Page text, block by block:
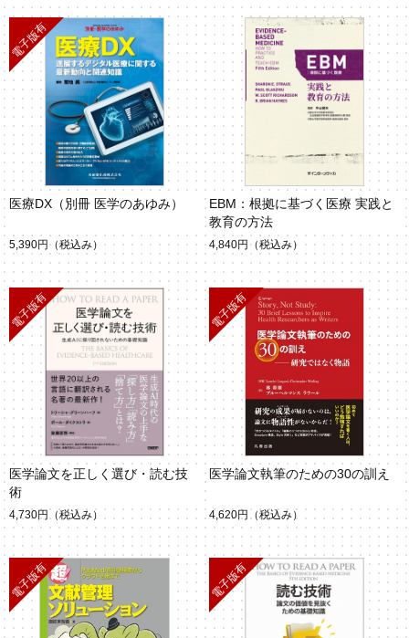
医療DX（別冊 医学のあゆみ）
5,390円 （税込み）
EBM：根拠に基づく医療 実践と
教育の方法
4,840円 （税込み）
医学論文を正しく選び・読む技
術
4,730円 （税込み）
医学論文執筆のための30の訓え
4,620円 （税込み）